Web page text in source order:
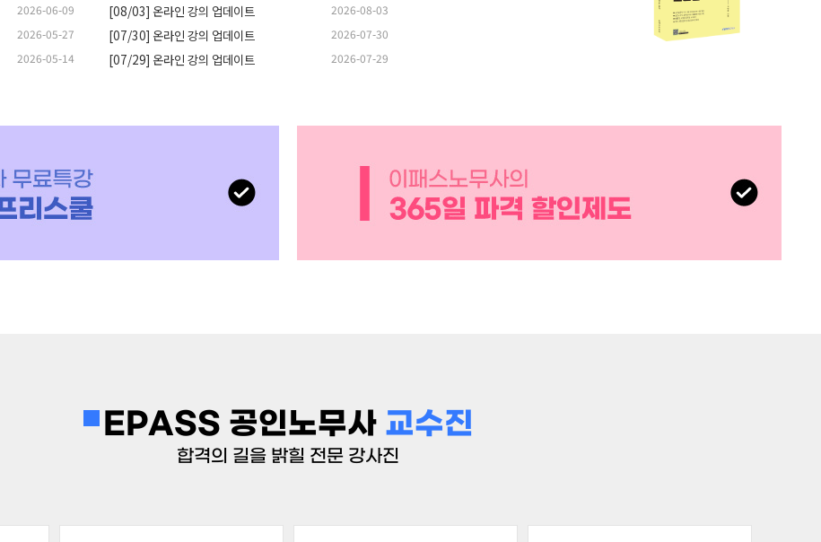
2026-06-09
2026-05-27
2026-05-14
[08/03] 온라인 강의 업데이트 2026-08-03
[07/30] 온라인 강의 업데이트 2026-07-30
[07/29] 온라인 강의 업데이트 2026-07-29
EPASS 공인노무사 교수진
합격의 길을 밝힐 전문 강사진